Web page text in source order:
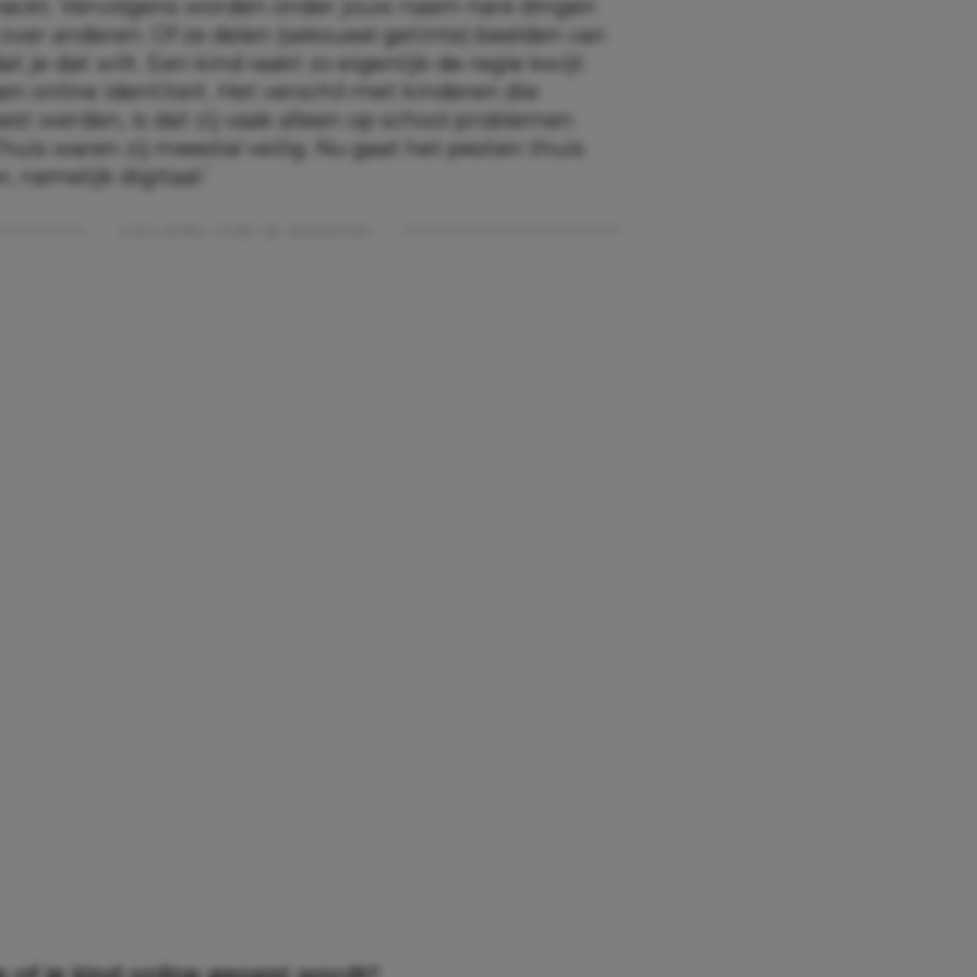
Vervolgens worden onder jouw naam nare dingen
anderen. Of ze delen (seksueel getinte) beelden van
je dat wilt. Een kind raakt zo eigenlijk de regie kwijt
online identiteit. Het verschil met kinderen die
werden, is dat zij vaak alleen op school problemen
waren zij meestal veilig. Nu gaat het pesten thuis
namelijk digitaal.’